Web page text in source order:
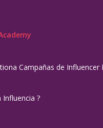
Campañas de Influencer
Influencia ?